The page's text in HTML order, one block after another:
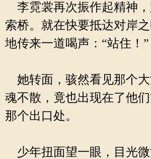
李霓裳再次振作起精神，
索桥。就在快要抵达对岸
地传来一道喝声：“站住！”
她转面，骇然看见那个大
魂不散，竟也出现在了他
那个出口处。
少年扭面望一眼，目光